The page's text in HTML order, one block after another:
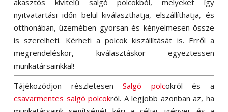
nyitvatartási időn belül kiválaszthatja, elszállíthatja, és
otthonában, üzemében gyorsan és kényelmesen össze
is szerelheti. Kérheti a polcok kiszállítását is. Erről a
megrendeléskor, kiválasztáskor egyeztessen
munkatársainkkal!
Tájékozódjon részletesenSalgó polcokról és a
csavarmentes salgó polcokról. A legjobb azonban az, ha